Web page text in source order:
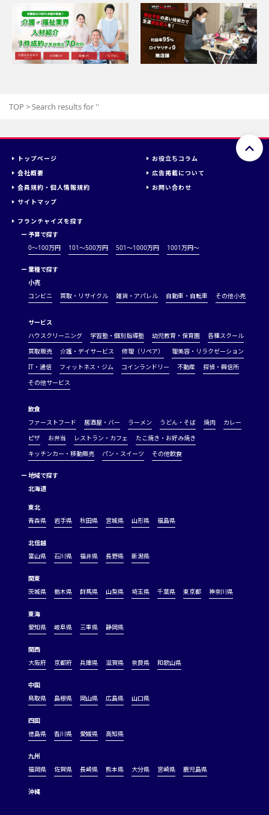
TOP >Search results for ''
トップページ
お役立ちコラム
会社概要
広告掲載について
会員規約・個人情報規約
お問い合わせ
サイトマップ
フランチャイズを探す
ー 予算で探す
0～100万円
101～500万円 501～1000万円 1001万円〜
ー 業種で探す
小売
コンビニ
買取・リサイクル 雑貨・アパレル 自動車・自転車 その他小売
サービス
ハウスクリーニング
学習塾・個別指導塾 幼児教育・保育園
各種スクール
買取販売
介護・デイサービス 修理（リペア）
理美容・リラクゼーション
IT・通信
フィットネス・ジム コインランドリー 不動産
探偵・興信所
その他サービス
飲食
ファーストフード
居酒屋・バー ラーメン うどん・そば 焼肉
カレー
ピザ
お弁当 レストラン・カフェ
たこ焼き・お好み焼き
キッチンカー・移動販売
パン・スイーツ その他飲食
ー 地域で探す
北海道
東北
青森県
岩手県 秋田県 宮城県 山形県 福島県
北信越
富山県
石川県 福井県 長野県 新潟県
関東
茨城県
栃木県 群馬県 山梨県 埼玉県 千葉県 東京都 神奈川県
東海
愛知県
岐阜県 三重県 静岡県
関西
大阪府
京都府 兵庫県 滋賀県 奈良県 和歌山県
中国
鳥取県
島根県 岡山県 広島県 山口県
四国
徳島県
香川県 愛媛県 高知県
九州
福岡県
佐賀県 長崎県 熊本県 大分県 宮崎県 鹿児島県
沖縄